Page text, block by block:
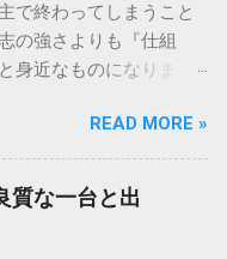
だと、買い替えのタイ
わぬ不利益を被ったり
、専門的な視点から事
す。 専門査定が事業運
の管理において、客観
経営の健全性を示す重
数字ではなく、プロの
で終わってしまうこと
の強さよりも『仕組
身近なものになりま
けてみませんか。」 ✅
を詳しく見る 「毎日が
とに手が回らない」
裕が持てるのに」と感
情報やモノがあふれて
READ MORE »
質な一台と出